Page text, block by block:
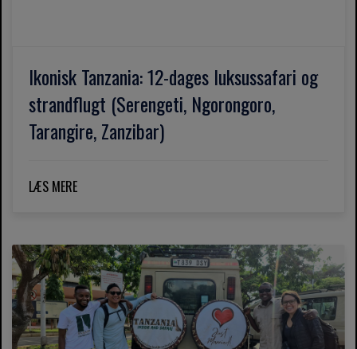
Ikonisk Tanzania: 12-dages luksussafari og
strandflugt (Serengeti, Ngorongoro,
Tarangire, Zanzibar)
LÆS MERE